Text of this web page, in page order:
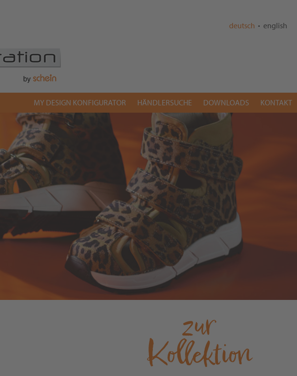
deutsch • english
MY DESIGN KONFIGURATOR HÄNDLERSUCHE DOWNLOADS KONTAKT